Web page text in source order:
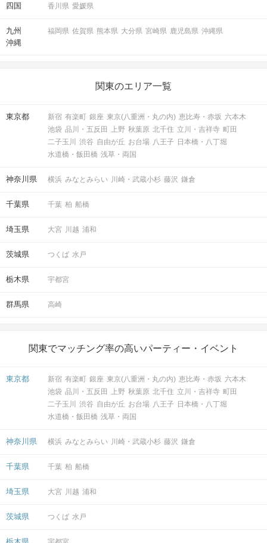
四国 香川県 愛媛県
九州
沖縄
福岡県 佐賀県 熊本県 大分県 宮崎県 鹿児島県 沖縄県
関東のエリア一覧
東京都 新宿 有楽町 銀座 東京(八重洲・丸の内) 恵比寿・赤坂 六本木
池袋 品川・五反田 上野 秋葉原 北千住 立川・吉祥寺 町田
二子玉川
渋谷 自由が丘 お台場 八王子 日本橋・八丁堀
水道橋・飯田橋 浅草・両国
神奈川県 横浜 みなとみらい 川崎・武蔵小杉 藤沢 鎌倉
千葉県 千葉 柏 船橋
埼玉県 大宮 川越 浦和
茨城県 つくば 水戸
栃木県 宇都宮
群馬県 高崎
関東でマッチング率の高いパーティー・イベント
東京都 新宿 有楽町 銀座 東京(八重洲・丸の内) 恵比寿・赤坂 六本木
池袋 品川・五反田 上野 秋葉原 北千住 立川・吉祥寺 町田
二子玉川
渋谷 自由が丘 お台場 八王子 日本橋・八丁堀
水道橋・飯田橋 浅草・両国
神奈川県 横浜 みなとみらい 川崎・武蔵小杉 藤沢 鎌倉
千葉県 千葉 柏 船橋
埼玉県 大宮 川越 浦和
茨城県 つくば 水戸